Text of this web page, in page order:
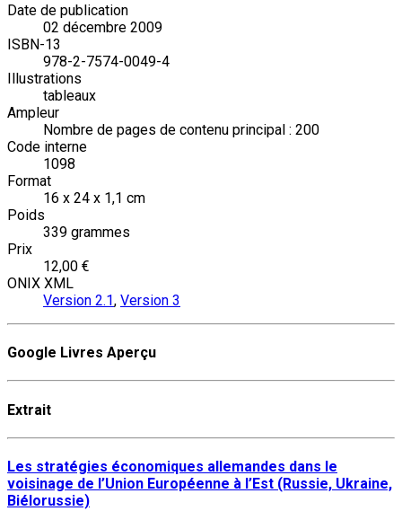
Date de publication
02 décembre 2009
ISBN-13
978-2-7574-0049-4
Illustrations
tableaux
Ampleur
Nombre de pages de contenu principal : 200
Code interne
1098
Format
16 x 24 x 1,1 cm
Poids
339 grammes
Prix
12,00 €
ONIX XML
Version 2.1, Version 3
Google Livres Aperçu
Extrait
Les stratégies économiques allemandes dans le
voisinage de l’Union Européenne à l’Est (Russie, Ukraine,
Biélorussie)